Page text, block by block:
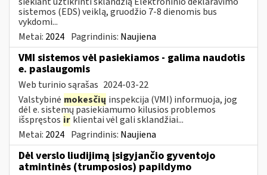
sistemos (EDS) veiklą, gruodžio 7-8 dienomis bus
vykdomi...
Metai: 2024 Pagrindinis: Naujiena
VMI sistemos vėl pasiekiamos - galima naudotis
e. paslaugomis
Web turinio sąrašas 2024-03-22
Valstybinė mokesčių inspekcija (VMI) informuoja, jog
dėl e. sistemų pasiekiamumo kilusios problemos
išspręstos ir klientai vėl gali sklandžiai...
Metai: 2024 Pagrindinis: Naujiena
Dėl verslo liudijimą įsigyjančio gyventojo
atmintinės (trumposios) papildymo